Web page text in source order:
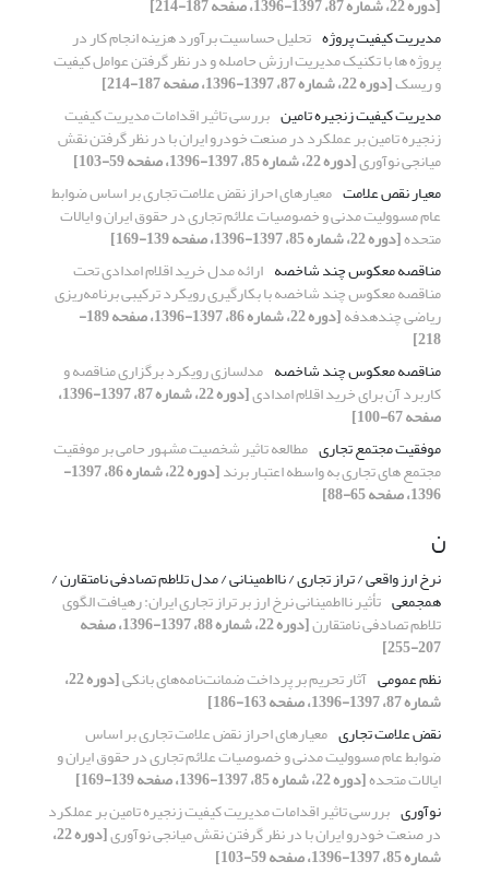
مدیریت کیفیت پروژه تحلیل حساسیت برآورد هزینه انجام کار در
پروژه ها با تکنیک مدیریت ارزش حاصله و در نظر گرفتن عوامل کیفیت
و ریسک[دوره 22، شماره 87، 1397-1396، صفحه 187-214]
مدیریت کیفیت زنجیره تامین بررسی تاثیر اقدامات مدیریت کیفیت
زنجیره تامین بر عملکرد در صنعت خودرو ایران با در نظر گرفتن نقش
میانجی نوآوری[دوره 22، شماره 85، 1397-1396، صفحه 59-103]
معیار نقص علامت معیارهای احراز نقض علامت تجاری بر اساس ضوابط
عام مسوولیت مدنی و خصوصیات علائم تجاری در حقوق ایران و ایالات
متحده[دوره 22، شماره 85، 1397-1396، صفحه 139-169]
مناقصه معکوس چند شاخصه ارائه مدل خرید اقلام امدادی تحت
مناقصه معکوس چند شاخصه با بکارگیری رویکرد ترکیبی برنامه‌ریزی
ریاضی چندهدفه [دوره 22، شماره 86، 1397-1396، صفحه 189-
218]
مناقصه معکوس چند شاخصه مدلسازی رویکرد برگزاری مناقصه و
کاربرد آن برای خرید اقلام امدادی [دوره 22، شماره 87، 1397-1396،
صفحه 67-100]
موفقیت مجتمع تجاری مطالعه تاثیر شخصیت مشهور حامی بر موفقیت
مجتمع های تجاری به واسطه اعتبار برند [دوره 22، شماره 86، 1397-
1396، صفحه 65-88]
ن
نرخ ارز واقعی / تراز تجاری / نااطمینانی / مدل تلاطم تصادفی نامتقارن /
همجمعی تأثیر نااطمینانی نرخ ارز بر تراز تجاری ایران: رهیافت الگوی
تلاطم تصادفی نامتقارن [دوره 22، شماره 88، 1397-1396، صفحه
207-255]
نظم عمومی آثار تحریم بر پرداخت ضمانت‌نامه‌های بانکی [دوره 22،
شماره 87، 1397-1396، صفحه 163-186]
نقض علامت تجاری معیارهای احراز نقض علامت تجاری بر اساس
ضوابط عام مسوولیت مدنی و خصوصیات علائم تجاری در حقوق ایران و
ایالات متحده[دوره 22، شماره 85، 1397-1396، صفحه 139-169]
نوآوری بررسی تاثیر اقدامات مدیریت کیفیت زنجیره تامین بر عملکرد
در صنعت خودرو ایران با در نظر گرفتن نقش میانجی نوآوری [دوره 22،
شماره 85، 1397-1396، صفحه 59-103]